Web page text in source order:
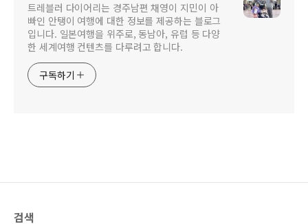
트레블러 다이어리는 경주남편 채영이 지민이 아
빠인 안탱이 여행에 대한 정보를 제공하는 블로그
입니다. 일본여행을 위주로, 동남아, 유럽 등 다양
한 세계여행 컨텐츠를 다루려고 합니다.
구독하기
검색